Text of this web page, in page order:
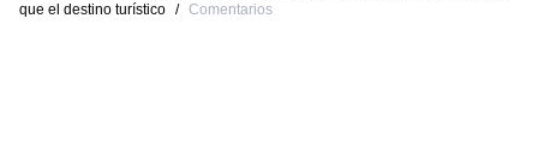
que el destino turístico / Comentarios